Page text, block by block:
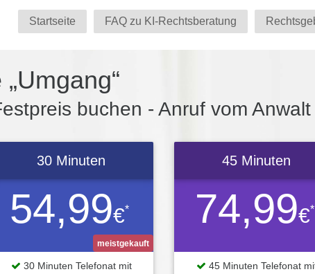
Startseite FAQ zu KI-Rechtsberatung
buchen - Anruf vom
54,99€*
30 Minuten
meistgekauft
30 Minuten Telefonat mit
74,99€*
45 Minuten
45 Minuten Telefonat